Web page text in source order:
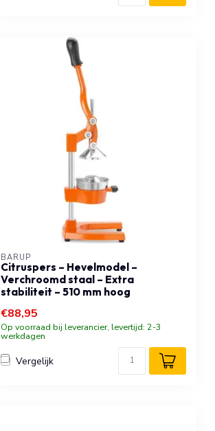
BARUP
Citruspers – Hevelmodel –
Verchroomd staal – Extra
stabiliteit – 510 mm hoog
€88,95
Op voorraad bij leverancier, levertijd: 2-3
werkdagen
Vergelijk